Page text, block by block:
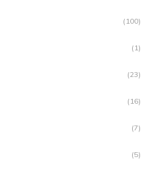
(100)
(1)
(23)
(16)
(7)
(5)